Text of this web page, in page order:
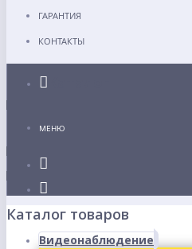
ГАРАНТИЯ
КОНТАКТЫ
МЕНЮ
Каталог товаров
Видеонаблюдение